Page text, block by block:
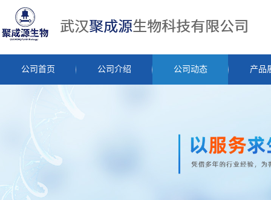
公司首页 公司介绍 公司动态 产品